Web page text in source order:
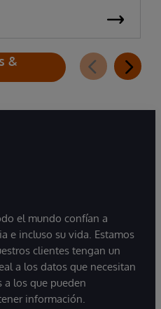
&
el mundo confían a
e incluso su vida. Estamos
clientes tengan un
a los datos que necesitan
a los que pueden
información.